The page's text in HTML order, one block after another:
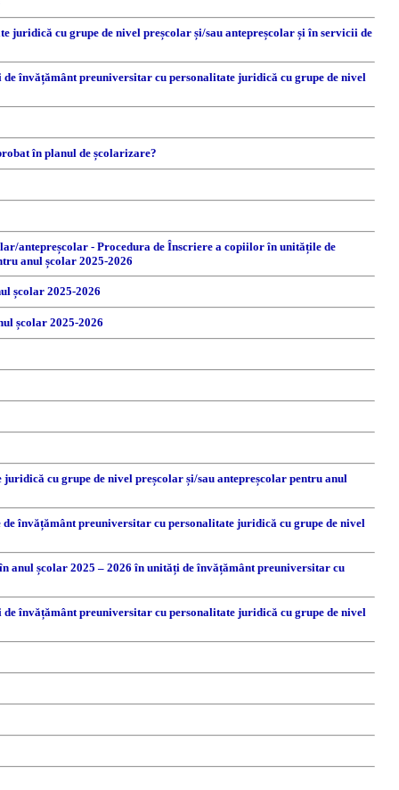
cu grupe de nivel preșcolar și/sau antepreșcolar și în servicii de
învățământ preuniversitar cu personalitate juridică cu grupe de nivel
în planul de școlarizare?
antepreșcolar - Procedura de Înscriere a copiilor în unitățile de
anul școlar 2025-2026
școlar 2025-2026
școlar 2025-2026
cu grupe de nivel preșcolar și/sau antepreșcolar pentru anul
învățământ preuniversitar cu personalitate juridică cu grupe de nivel
anul școlar 2025 – 2026 în unități de învățământ preuniversitar cu
învățământ preuniversitar cu personalitate juridică cu grupe de nivel